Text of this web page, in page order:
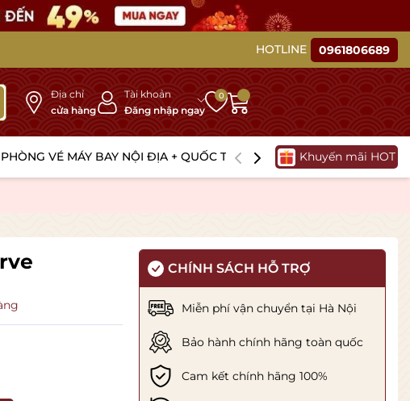
HOTLINE 0961806689
Địa chỉ
cửa hàng
Tài khoản
Đăng nhập ngay
0
PHÒNG VÉ MÁY BAY NỘI ĐỊA + QUỐC TẾ TOUR DU LỊCH + VISA
Khuyến mãi HOT
CHÍNH SÁCH HỖ TRỢ
Miễn phí vận chuyển tại Hà Nội
Bảo hành chính hãng toàn quốc
Cam kết chính hãng 100%